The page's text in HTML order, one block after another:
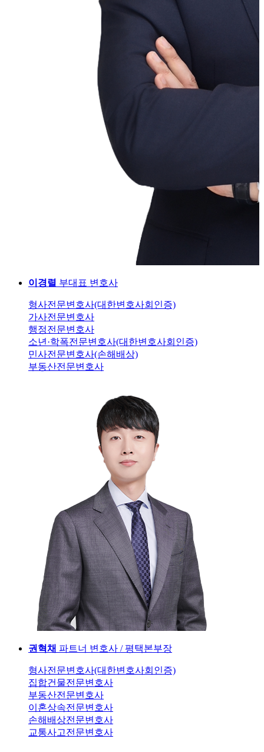
이경렬 부대표 변호사
형사전문변호사(대한변호사회인증)
가사전문변호사
행정전문변호사
소년·학폭전문변호사(대한변호사회인증)
민사전문변호사(손해배상)
부동산전문변호사
권혁채 파트너 변호사 / 평택본부장
형사전문변호사(대한변호사회인증)
집합건물전문변호사
부동산전문변호사
이혼상속전문변호사
손해배상전문변호사
교통사고전문변호사